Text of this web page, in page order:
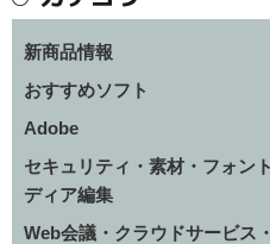
新商品情報
おすすめソフト
Adobe
セキュリティ・素材・フォン
ディア編集
Web会議・クラウドサービス